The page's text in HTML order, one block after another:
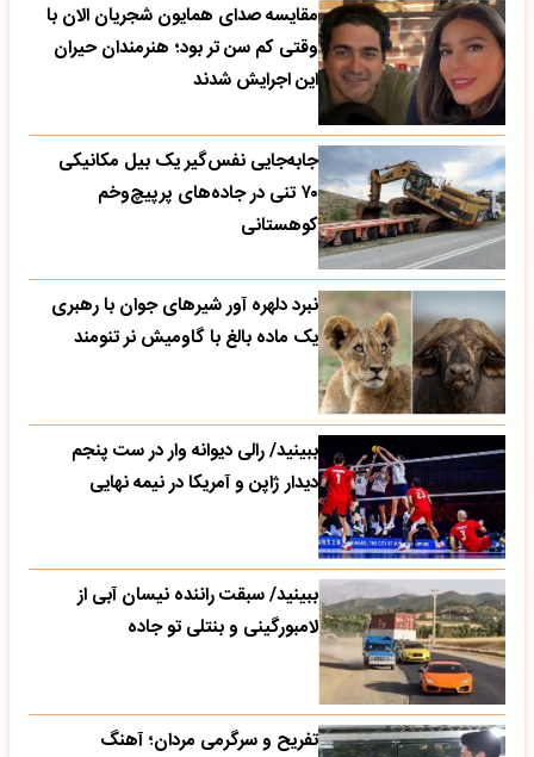
مقایسه صدای همایون شجریان الان با
وقتی کم سن تر بود؛ هنرمندان حیران
این اجرایش شدند
جابه‌جایی نفس‌گیر یک بیل مکانیکی
۷۰ تنی در جاده‌های پرپیچ‌وخم
کوهستانی
نبرد دلهره آور شیرهای جوان با رهبری
یک ماده بالغ با گاومیش نر تنومند
ببینید/ رالی دیوانه وار در ست پنجم
دیدار ژاپن و آمریکا در نیمه نهایی
ببینید/ سبقت راننده نیسان آبی از
لامبورگینی و بنتلی تو جاده
تفریح و سرگرمی مردان؛ آهنگ